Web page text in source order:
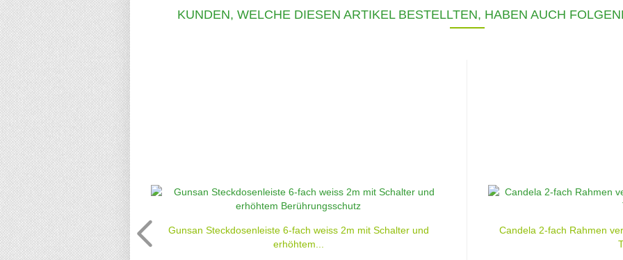
KUNDEN, WELCHE DIESEN ARTIKEL BESTELLTEN, HABEN AUCH
Gunsan Steckdosenleiste 6-fach weiss 2m mit Schalter und
erhöhtem...
Candela 2-fach Rahmen